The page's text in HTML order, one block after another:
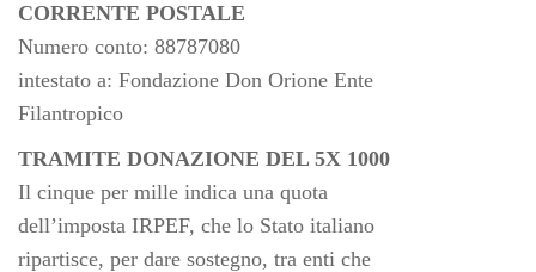
CORRENTE POSTALE
Numero conto: 88787080
intestato a: Fondazione Don Orione Ente
Filantropico
TRAMITE DONAZIONE DEL 5X 1000
Il cinque per mille indica una quota
dell’imposta IRPEF, che lo Stato italiano
ripartisce, per dare sostegno, tra enti che